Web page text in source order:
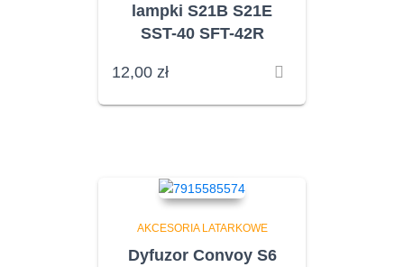
lampki S21B S21E
SST-40 SFT-42R
12,00 zł
AKCESORIA LATARKOWE
Dyfuzor Convoy S6